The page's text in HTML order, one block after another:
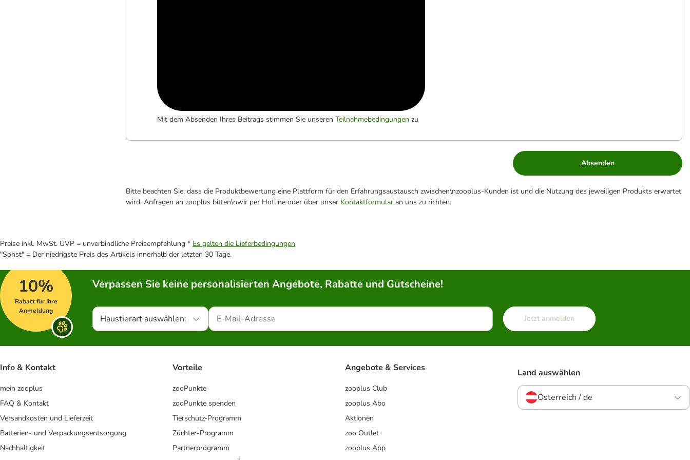
Mit dem Absenden Ihres Beitrags stimmen Sie unseren Teilnahmebedingungen zu
Absenden
Bitte beachten Sie, dass die Produktbewertung eine Plattform für den Erfahrungsaustausch zwischen\nzooplus-Kunden ist und die Nutzung des jeweiligen Produkts erwartet
wird. Anfragen an zooplus bitten\nwir per Hotline oder über unser Kontaktformular an uns zu richten.
Preise inkl. MwSt. UVP = unverbindliche Preisempfehlung * Es gelten die Lieferbedingungen
"Sonst" = Der niedrigste Preis des Artikels innerhalb der letzten 30 Tage.
10%
Rabatt für Ihre
Anmeldung
Verpassen Sie keine personalisierten Angebote, Rabatte und Gutscheine!
Haustierart auswählen: Jetzt anmelden
Info & Kontakt
mein zooplus
FAQ & Kontakt
Versandkosten und Lieferzeit
Batterien- und Verpackungsentsorgung
Nachhaltigkeit
Vorteile
zooPunkte
zooPunkte spenden
Tierschutz-Programm
Züchter-Programm
Partnerprogramm
Angebote & Services
zooplus Club
zooplus Abo
Aktionen
zoo Outlet
zooplus App
Land auswählen
Österreich / de